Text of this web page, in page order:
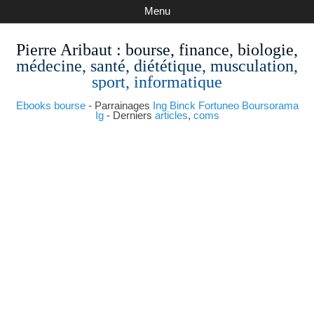
Pierre Aribaut : bourse, finance, biologie,
médecine, santé, diététique, musculation,
sport, informatique
Ebooks bourse- Parrainages Ing Binck Fortuneo Boursorama
Ig- Derniers articles, coms
Menu